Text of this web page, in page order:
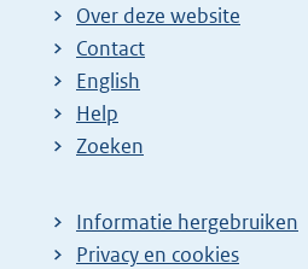
Over deze website
Contact
English
Help
Zoeken
Informatie hergebruiken
Privacy en cookies